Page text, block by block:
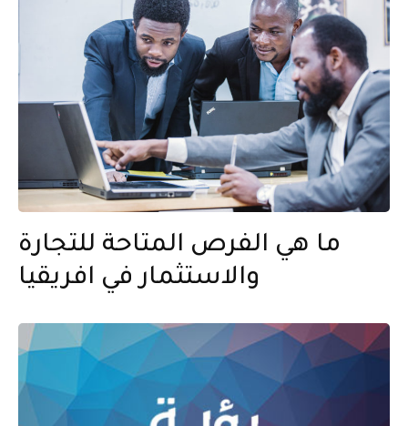
ما هي الفرص المتاحة للتجارة
والاستثمار في افريقيا